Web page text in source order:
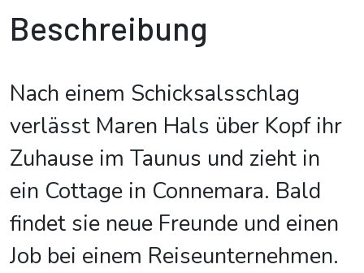
Beschreibung
Nach einem Schicksalsschlag
verlässt Maren Hals über Kopf ihr
Zuhause im Taunus und zieht in
ein Cottage in Connemara. Bald
findet sie neue Freunde und einen
Job bei einem Reiseunternehmen.